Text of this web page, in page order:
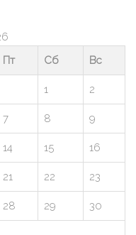
Пт Сб Вс
1 2
7 8 9
14 15 16
21 22 23
28 29 30